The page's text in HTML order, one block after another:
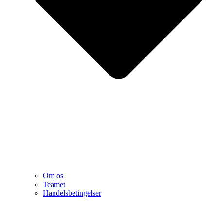
Om os
Teamet
Handelsbetingelser